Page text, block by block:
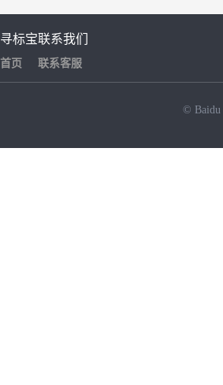
寻标宝
首页
联系我们
联系客服
© Baidu